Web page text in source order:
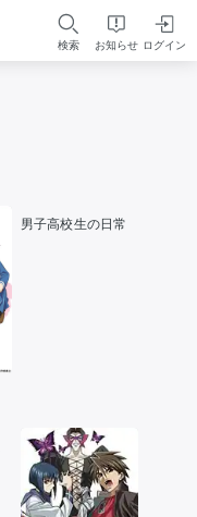
検索 お知らせ ログイン
男子高校生の日常